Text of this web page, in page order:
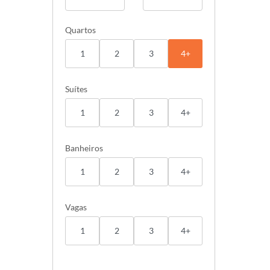
Quartos
1 2 3 4+
Suítes
1 2 3 4+
Banheiros
1 2 3 4+
Vagas
1 2 3 4+